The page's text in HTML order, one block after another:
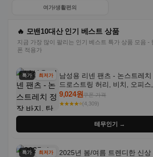
여가/생활편의
🔥 모밴10대산 인기 베스트 상품
지금 가장 많이 팔리는 인기 베스트 특가 상품 모음 -
폰 적용가
특가 최저가
남성용 리넨 팬츠 - 논스트레
드로스트링 허리, 비치, 오피스,
트라우저 - 세탁기 사용 가능한
상
9,024원쿠폰 가격
★★★★⭐(4,309)
테무인기 →
특가 최저가
2025년 봄/여름 트렌디한 신상